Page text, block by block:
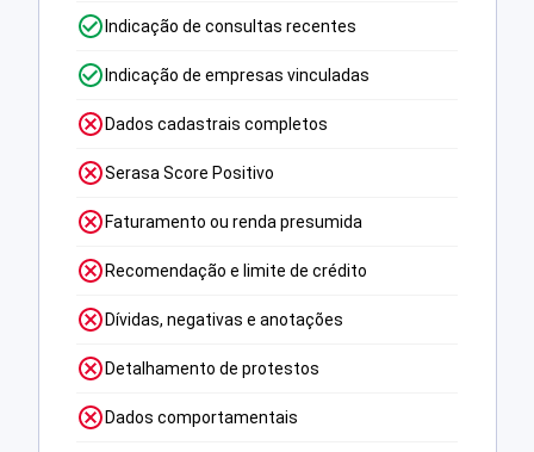
Indicação de consultas recentes
Indicação de empresas vinculadas
Dados cadastrais completos
Serasa Score Positivo
Faturamento ou renda presumida
Recomendação e limite de crédito
Dívidas, negativas e anotações
Detalhamento de protestos
Dados comportamentais